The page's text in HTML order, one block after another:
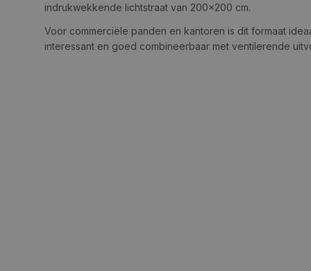
indrukwekkende lichtstraat van 200×200 cm.
Voor commerciële panden en kantoren is dit formaat
interessant en goed combineerbaar met ventilerende